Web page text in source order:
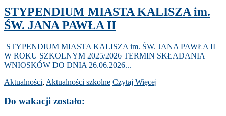
STYPENDIUM MIASTA KALISZA im.
ŚW. JANA PAWŁA II
STYPENDIUM MIASTA KALISZA im. ŚW. JANA PAWŁA II
W ROKU SZKOLNYM 2025/2026 TERMIN SKŁADANIA
WNIOSKÓW DO DNIA 26.06.2026...
Aktualności, Aktualności szkolne Czytaj Więcej
Do wakacji zostało: